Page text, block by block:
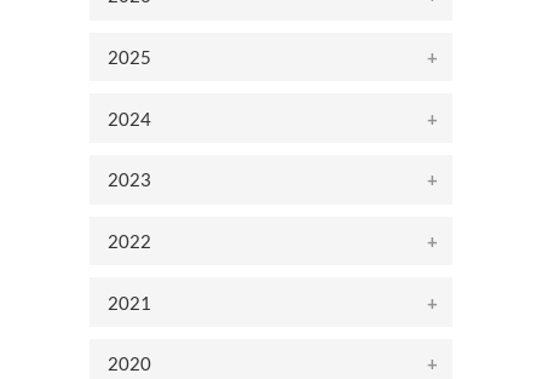
2025
2024
2023
2022
2021
2020